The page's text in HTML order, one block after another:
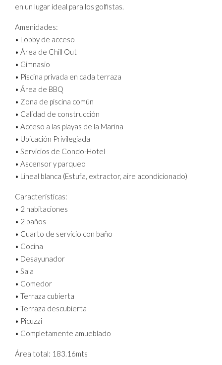
en un lugar ideal para los golfistas.
Amenidades:
• Lobby de acceso
• Área de Chill Out
• Gimnasio
• Piscina privada en cada terraza
• Área de BBQ
• Zona de piscina común
• Calidad de construcción
• Acceso a las playas de la Marina
• Ubicación Privilegiada
• Servicios de Condo-Hotel
• Ascensor y parqueo
• Lineal blanca (Estufa, extractor, aire acondicionado)
Características:
• 2 habitaciones
• 2 baños
• Cuarto de servicio con baño
• Cocina
• Desayunador
• Sala
• Comedor
• Terraza cubierta
• Terraza descubierta
• Picuzzi
• Completamente amueblado
Área total: 183.16mts